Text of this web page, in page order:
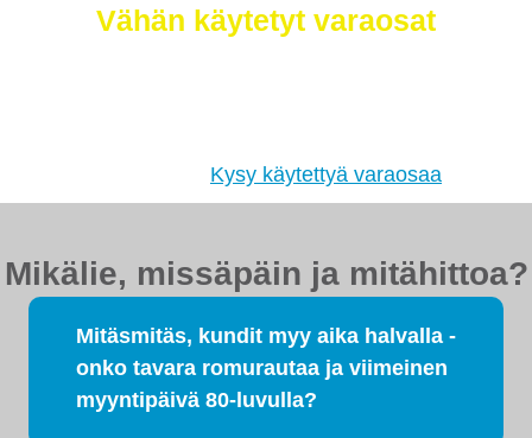
Vähän käytetyt varaosat
Kysy käytettyä varaosaa
Mikälie, missäpäin ja mitähittoa?
Mitäsmitäs, kundit myy aika halvalla -
onko tavara romurautaa ja viimeinen
myyntipäivä 80-luvulla?